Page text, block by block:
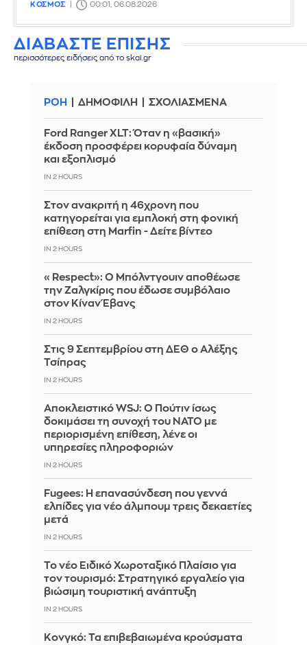
ΚΟΣΜΟΣ 00:01, 06.08.2026
ΔΙΑΒΑΣΤΕ ΕΠΙΣΗΣ
περισσότερες ειδήσεις από το skai.gr
ΡΟΗ ΔΗΜΟΦΙΛΗ ΣΧΟΛΙΑΣΜΕΝΑ
Ford Ranger XLT: Όταν η «βασική»
έκδοση προσφέρει κορυφαία δύναμη
και εξοπλισμό
IN 2 HOURS
Στον ανακριτή η 46χρονη που
κατηγορείται για εμπλοκή στη φονική
επίθεση στη Marfin - Δείτε βίντεο
IN 2 HOURS
«Respect»: Ο Μπόλντγουιν αποθέωσε
την Ζαλγκίρις που έδωσε συμβόλαιο
στον Κίναν Έβανς
IN 2 HOURS
Στις 9 Σεπτεμβρίου στη ΔΕΘ ο Αλέξης
Τσίπρας
IN 2 HOURS
Αποκλειστικό WSJ: Ο Πούτιν ίσως
δοκιμάσει τη συνοχή του ΝΑΤΟ με
περιορισμένη επίθεση, λένε οι
υπηρεσίες πληροφοριών
IN 2 HOURS
Fugees: Η επανασύνδεση που γεννά
ελπίδες για νέο άλμπουμ τρεις δεκαετίες
μετά
IN 2 HOURS
Το νέο Ειδικό Χωροταξικό Πλαίσιο για
τον τουρισμό: Στρατηγικό εργαλείο για
βιώσιμη τουριστική ανάπτυξη
IN 2 HOURS
Κονγκό: Τα επιβεβαιωμένα κρούσματα